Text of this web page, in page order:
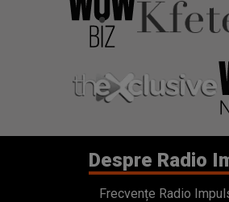
Despre Radio
Frecvențe Radio